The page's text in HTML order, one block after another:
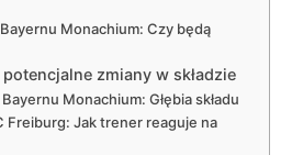
Monachium: Czy będą
zmiany w składzie
Monachium: Głębia składu
Freiburg: Jak trener reaguje na